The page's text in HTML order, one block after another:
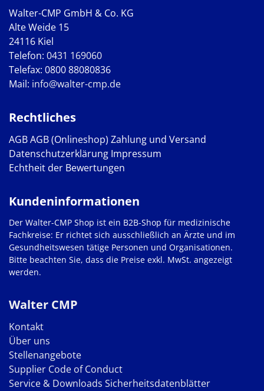
Walter-CMP GmbH & Co. KG
Alte Weide 15
24116 Kiel
Telefon: 0431 169060
Telefax: 0800 88080836
Mail: info@walter-cmp.de
Rechtliches
AGBAGB (Onlineshop) Zahlung und Versand
Datenschutzerklärung Impressum
Echtheit der Bewertungen
Walter CMP
Kontakt
Über uns
Stellenangebote
Supplier Code of Conduct
Service & Downloads Sicherheitsdatenblätter
Kundeninformationen
Der Walter-CMP Shop ist ein B2B-Shop für medizinische
Fachkreise: Er richtet sich ausschließlich an Ärzte und im
Gesundheitswesen tätige Personen und Organisationen.
Bitte beachten Sie, dass die Preise exkl. MwSt. angezeigt
werden.